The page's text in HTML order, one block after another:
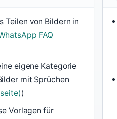
Teilen von Bildern in
FAQ
eigene Kategorie
mit Sprüchen
)
Vorlagen für